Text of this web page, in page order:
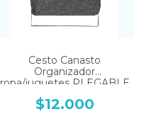
Cesto Canasto
Organizador
ropa/juguetes PLEGABLE
$12.000